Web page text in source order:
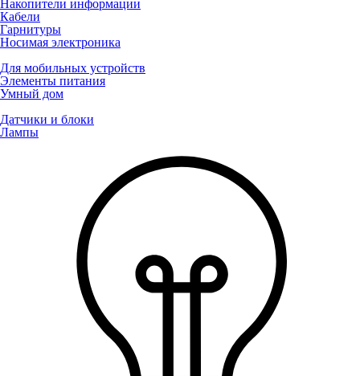
Накопители информации
Кабели
Гарнитуры
Носимая электроника
Для мобильных устройств
Элементы питания
Умный дом
Датчики и блоки
Лампы